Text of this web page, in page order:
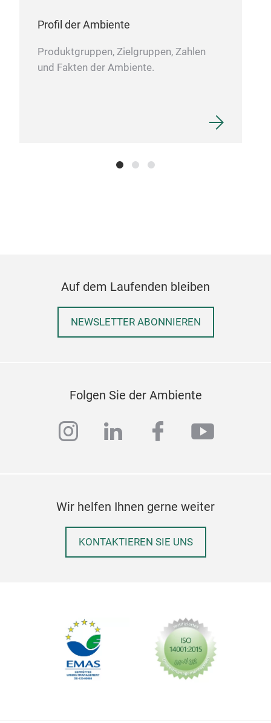
Profil der Ambiente
Produktgruppen, Zielgruppen, Zahlen
und Fakten der Ambiente.
Auf dem Laufenden bleiben
NEWSLETTER ABONNIEREN
Folgen Sie der Ambiente
instagram
linkedinfacebook
Wir helfen Ihnen gerne weiter
KONTAKTIEREN SIE UNS